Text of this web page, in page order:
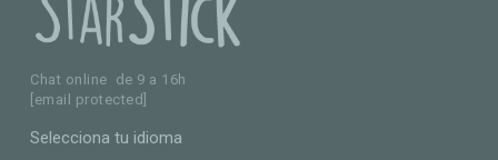
Chat online de 9 a 16h
[email protected]
Selecciona tu idioma